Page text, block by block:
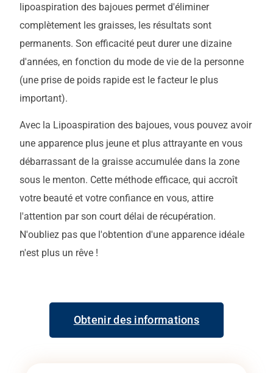
lipoaspiration des bajoues permet d'éliminer
complètement les graisses, les résultats sont
permanents. Son efficacité peut durer une dizaine
d'années, en fonction du mode de vie de la personne
(une prise de poids rapide est le facteur le plus
important).
Avec la Lipoaspiration des bajoues, vous pouvez avoir
une apparence plus jeune et plus attrayante en vous
débarrassant de la graisse accumulée dans la zone
sous le menton. Cette méthode efficace, qui accroît
votre beauté et votre confiance en vous, attire
l'attention par son court délai de récupération.
N'oubliez pas que l'obtention d'une apparence idéale
n'est plus un rêve !
Obtenir des informations